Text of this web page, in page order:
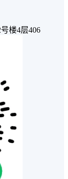
楼4层406